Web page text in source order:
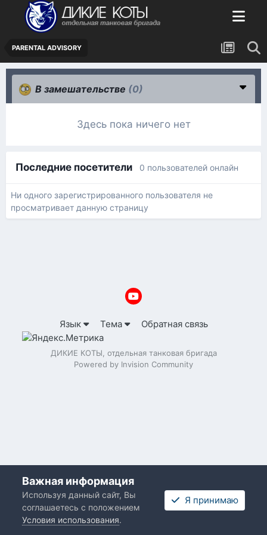
PARENTAL ADVISORY
В замешательстве (0)
Здесь пока ничего нет
Последние посетители 0 пользователей онлайн
Ни одного зарегистрированного пользователя не
просматривает данную страницу
Язык Тема Обратная связь
ДИКИЕ КОТЫ, отдельная танковая бригада
Powered by Invision Community
Важная информация
Используя данный сайт, Вы
соглашаетесь с положением
Условия использования.
Я принимаю